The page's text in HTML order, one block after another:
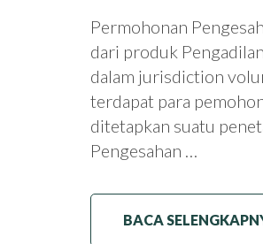
Permohonan
dari produk
dalam jurisdiction
terdapat para
ditetapkan suatu
Pengesahan …
BACA